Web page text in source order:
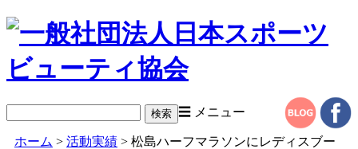
☰ メニュー
ホーム > 活動実績 > 松島ハーフマラソンにレディスブー